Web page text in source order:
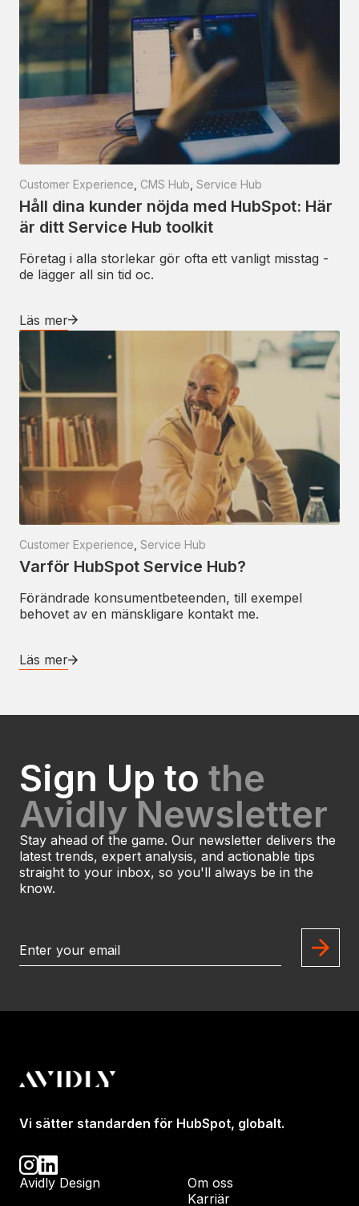
Customer Experience CMS Hub Service Hub
Håll dina kunder nöjda med HubSpot: Här
är ditt Service Hub toolkit
Företag i alla storlekar gör ofta ett vanligt misstag -
de lägger all sin tid oc.
Läs mer
Customer Experience, Service Hub
Varför HubSpot Service Hub?
Förändrade konsumentbeteenden, till exempel
behovet av en mänskligare kontakt me.
Läs mer
Sign Up to the
Avidly Newsletter
Stay ahead of the game. Our newsletter delivers the
latest trends, expert analysis, and actionable tips
straight to your inbox, so you'll always be in the
know.
Vi sätter standarden för HubSpot, globalt.
Avidly Design
Om oss
Karriär